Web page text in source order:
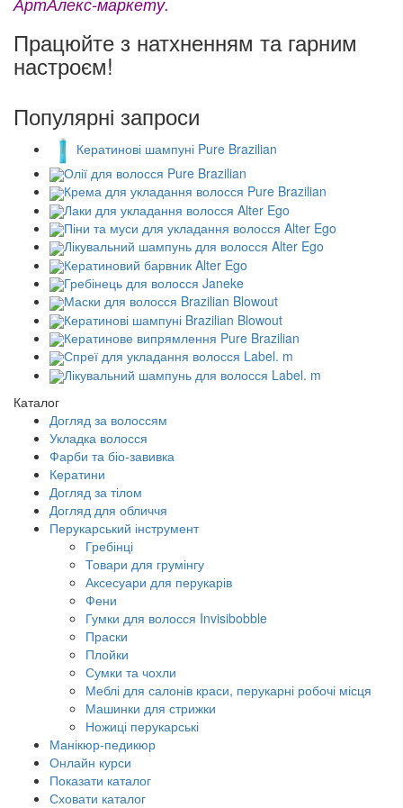
Працюйте з натхненням та гарним
настроєм!
Популярні запроси
Кератинові шампуні Pure Brazilian
Олії для волосся Pure Brazilian
Крема для укладання волосся Pure Brazilian
Лаки для укладання волосся Alter Ego
Піни та муси для укладання волосся Alter Ego
Лікувальний шампунь для волосся Alter Ego
Кератиновий барвник Alter Ego
Гребінець для волосся Janeke
Маски для волосся Brazilian Blowout
Кератинові шампуні Brazilian Blowout
Кератинове випрямлення Pure Brazilian
Спреї для укладання волосся Label. m
Лікувальний шампунь для волосся Label. m
Каталог
Догляд за волоссям
Укладка волосся
Фарби та біо-завивка
Кератини
Догляд за тілом
Догляд для обличчя
Перукарський інструмент
Гребінці
Товари для грумінгу
Аксесуари для перукарів
Фени
Гумки для волосся Invisibobble
Праски
Плойки
Сумки та чохли
Меблі для салонів краси, перукарні робочі місця
Машинки для стрижки
Ножиці перукарські
Манікюр-педикюр
Онлайн курси
Показати каталог
Сховати каталог